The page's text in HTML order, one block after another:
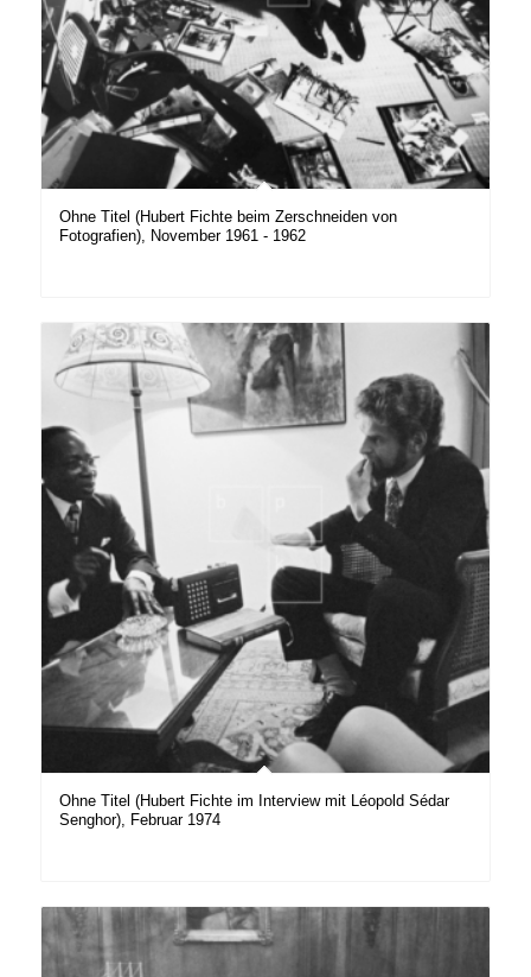
Ohne Titel (Hubert Fichte beim Zerschneiden von
Fotografien), November 1961 - 1962
Ohne Titel (Hubert Fichte im Interview mit Léopold Sédar
Senghor), Februar 1974